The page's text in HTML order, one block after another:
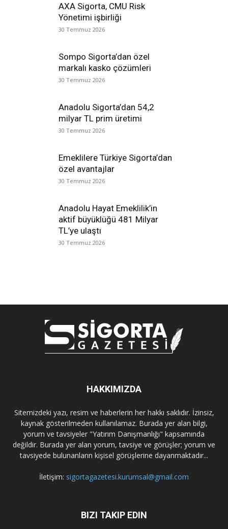
AXA Sigorta, CMU Risk
Yönetimi işbirliği
30 Temmuz 2026
Sompo Sigorta’dan özel
markalı kasko çözümleri
30 Temmuz 2026
Anadolu Sigorta’dan 54,2
milyar TL prim üretimi
30 Temmuz 2026
Emeklilere Türkiye Sigorta’dan
özel avantajlar
30 Temmuz 2026
Anadolu Hayat Emeklilik’in
aktif büyüklüğü 481 Milyar
TL’ye ulaştı
30 Temmuz 2026
HAKKIMIZDA
Sitemizdeki yazı, resim ve haberlerin her hakkı saklıdır. İzinsiz,
kaynak gösterilmeden kullanılamaz. Burada yer alan bilgi,
yorum ve tavsiyeler "Yatırım Danışmanlığı" kapsamında
değildir. Burada yer alan yorum, tavsiye ve görüşler; yorum ve
tavsiyede bulunanların kişisel görüşlerine dayanmaktadır...
İletişim: sigortagazetesi.kurumsal@gmail.com
BIZI TAKIP EDIN